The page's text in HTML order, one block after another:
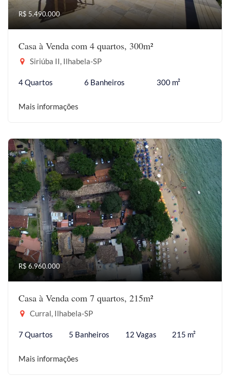
R$ 5.490.000
Casa à Venda com 4 quartos, 300m²
Siriúba II, Ilhabela-SP
4 Quartos 6 Banheiros 300 m²
Mais informações
R$ 6.960.000
Casa à Venda com 7 quartos, 215m²
Curral, Ilhabela-SP
7 Quartos 5 Banheiros 12 Vagas 215 m²
Mais informações